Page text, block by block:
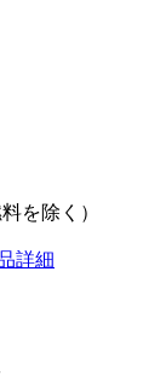
を除く）
詳細